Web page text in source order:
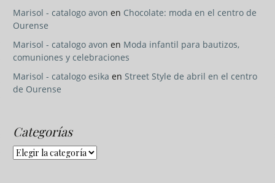
Marisol - catalogo avon en Chocolate: moda en el centro de
Ourense
Marisol - catalogo avon en Moda infantil para bautizos,
comuniones y celebraciones
Marisol - catalogo esika en Street Style de abril en el centro
de Ourense
Categorías
Categorías